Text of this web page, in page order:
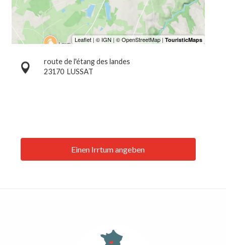
route de l'étang des landes
23170 LUSSAT
Einen Irrtum angeben